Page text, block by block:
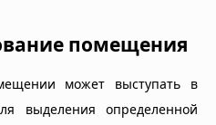
помещения
может выступать в
выделения определенной